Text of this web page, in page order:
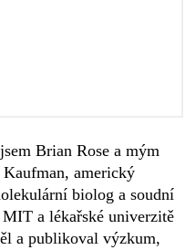
Brian Rose a mým
americký
biolog a soudní
a lékařské univerzitě
a publikoval výzkum,